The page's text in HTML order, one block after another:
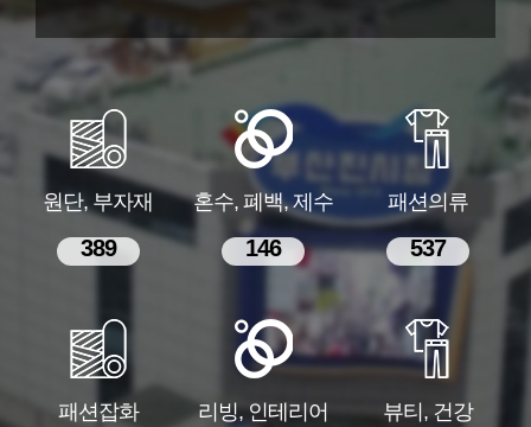
원단, 부자재
389
혼수, 폐백, 제수
146
패션의류
537
패션잡화 리빙, 인테리어 뷰티, 건강